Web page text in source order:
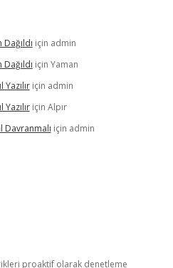
için admin
için Yaman
Yazılıriçin admin
Yazılıriçin Alpır
Davranmalı için admin
proaktif olarak denetleme